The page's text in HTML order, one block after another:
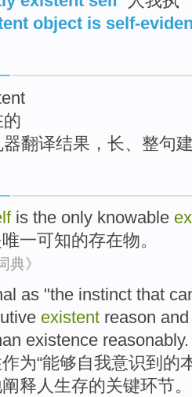
object is self-
器翻译结果，长、整句
is the only knowable
唯一可知的存在物。
典》
as "the instinct that
existent reason and
existence reasonably.
作为“能够自我意识到 的
阐释人生存的关键环节。